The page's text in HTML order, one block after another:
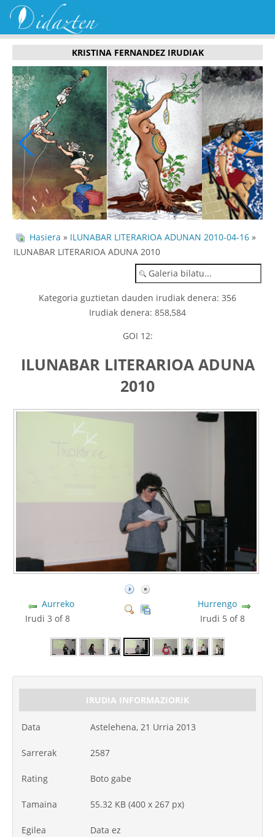
KRISTINA FERNANDEZ IRUDIAK
Hasiera » ILUNABAR LITERARIOA ADUNAN 2010-04-16 »
ILUNABAR LITERARIOA ADUNA 2010
Kategoria guztietan dauden irudiak denera: 356
Irudiak denera: 858,584
GOI 12:
ILUNABAR LITERARIOA ADUNA
2010
Aurreko
Irudi 3 of 8
Hurrengo
Irudi 5 of 8
IRUDIA INFORMAZIORIK
Data Astelehena, 21 Urria 2013
Sarrerak 2587
Rating Boto gabe
Tamaina 55.32 KB (400 x 267 px)
Egilea Data ez